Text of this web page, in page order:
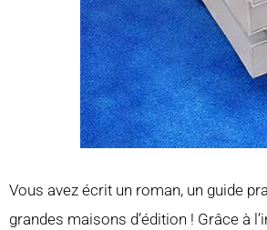
Vous avez écrit un roman, un guide
grandes maisons d’édition ! Grâce à